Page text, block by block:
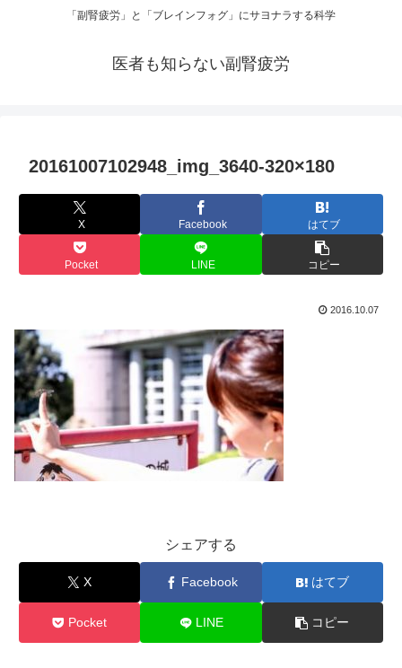
「副腎疲労」と「ブレインフォグ」にサヨナラする科学
医者も知らない副腎疲労
20161007102948_img_3640-320×180
X Facebook はてブ
Pocket LINE コピー
2016.10.07
シェアする
X Facebook はてブ
Pocket LINE コピー